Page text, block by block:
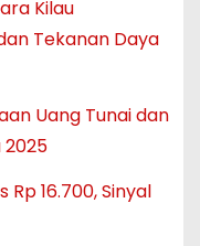
Kilau
Tekanan Daya
Uang Tunai dan
2025
16.700, Sinyal